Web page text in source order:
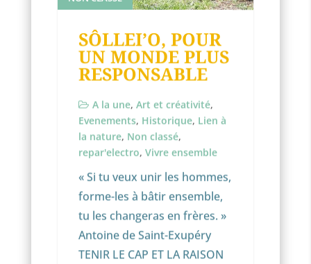
SÔLLEI’O, POUR
UN MONDE PLUS
RESPONSABLE
A la une,Art et créativité,
Evenements, Historique, Lien à
la nature, Non classé,
repar'electro,Vivre ensemble
« Si tu veux unir les hommes,
forme-les à bâtir ensemble,
tu les changeras en frères. »
Antoine de Saint-Exupéry
TENIR LE CAP ET LA RAISON